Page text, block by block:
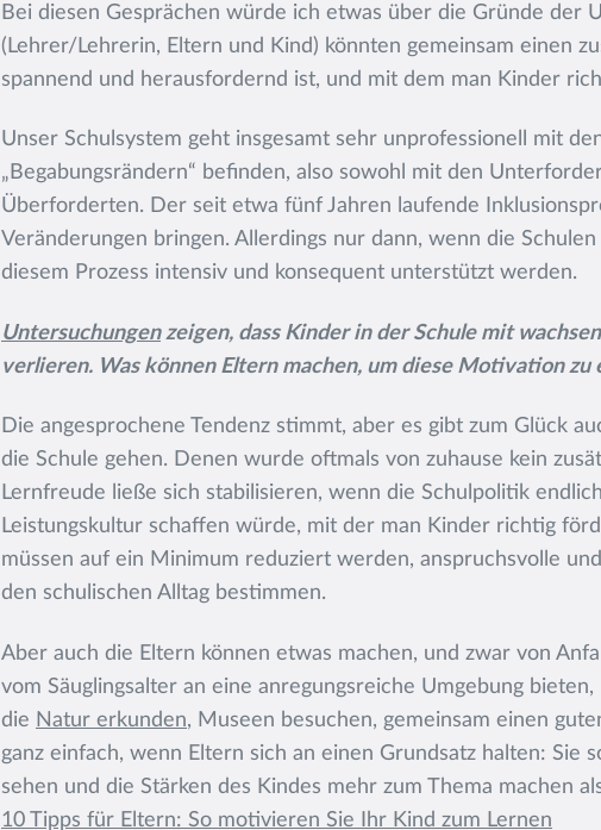
Bei diesen Gesprächen würde ich etwas über die Gründe der
(Lehrer/Lehrerin, Eltern und Kind) könnten gemeinsam einen
spannend und herausfordernd ist, und mit dem man Kinder
Unser Schulsystem geht insgesamt sehr unprofessionell mit
„Begabungsrändern“ befinden, also sowohl mit den
Überforderten. Der seit etwa fünf Jahren laufende
Veränderungen bringen. Allerdings nur dann, wenn die
diesem Prozess intensiv und konsequent unterstützt werden.
Untersuchungenzeigen, dass Kinder in der Schule mit
verlieren. Was können Eltern machen, um diese Motivation zu
Die angesprochene Tendenz stimmt, aber es gibt zum Glück
die Schule gehen. Denen wurde oftmals von zuhause kein
Lernfreude ließe sich stabilisieren, wenn die Schulpolitik
Leistungskultur schaffen würde, mit der man Kinder richtig
müssen auf ein Minimum reduziert werden, anspruchsvolle
den schulischen Alltag bestimmen.
Aber auch die Eltern können etwas machen, und zwar von
vom Säuglingsalter an eine anregungsreiche Umgebung bieten,
die Natur erkunden, Museen besuchen, gemeinsam einen
ganz einfach, wenn Eltern sich an einen Grundsatz halten: Sie
sehen und die Stärken des Kindes mehr zum Thema machen
10 Tipps für Eltern: So motivieren Sie Ihr Kind zum Lernen